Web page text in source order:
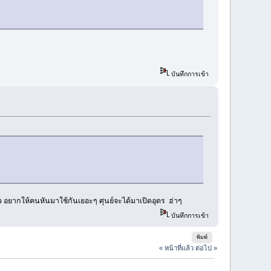
บันทึกการเข้า
ยากให้คนหันมาใช้กันเยอะๆ ศุนย์จะได้มาเปิดอุดร ฮ่าๆ
บันทึกการเข้า
พิมพ์
« หน้าที่แล้ว ต่อไป »